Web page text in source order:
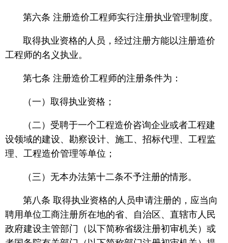
第六条 注册造价工程师实行注册执业管理制度。
取得执业资格的人员，经过注册方能以注册造价
工程师的名义执业。
第七条 注册造价工程师的注册条件为：
（一）取得执业资格；
（二）受聘于一个工程造价咨询企业或者工程建
设领域的建设、勘察设计、施工、招标代理、工程监
理、工程造价管理等单位；
（三）无本办法第十二条不予注册的情形。
第八条 取得执业资格的人员申请注册的，应当向
聘用单位工商注册所在地的省、自治区、直辖市人民
政府建设主管部门（以下简称省级注册初审机关）或